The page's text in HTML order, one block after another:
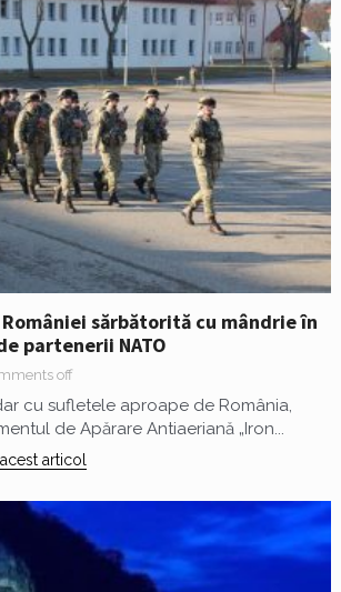
sărbătorită cu mândrie în
partenerii NATO
off
cu sufletele aproape de România,
de Apărare Antiaeriană „Iron...
articol